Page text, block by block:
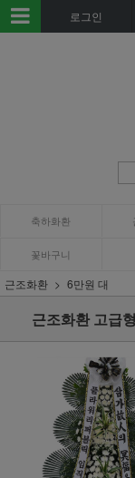
로그인
축하화환
꽃바구니
근조화환 6만원 대
근조화환 고급